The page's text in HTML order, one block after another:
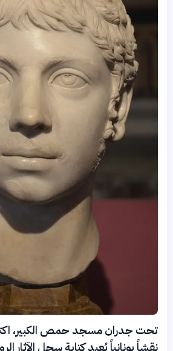
تحت جدران مسجد حمص الكبير،
نقشاً يونانياً يُعيد كتابة سجل الآثار